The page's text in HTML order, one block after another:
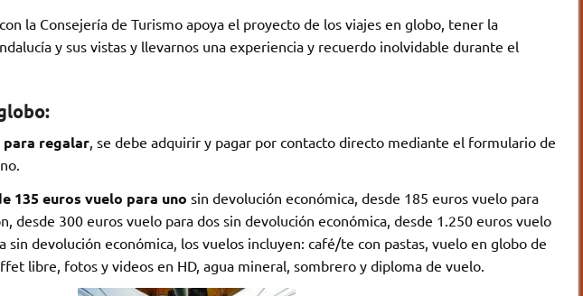
la Consejería de Turismo apoya el proyecto de los viajes en globo, tener la
y sus vistas y llevarnos una experiencia y recuerdo inolvidable durante el
regalar, se debe adquirir y pagar por contacto directo mediante el formulario de
135 euros vuelo para uno sin devolución económica, desde 185 euros vuelo para
desde 300 euros vuelo para dos sin devolución económica, desde 1.250 euros vuelo
sin devolución económica, los vuelos incluyen: café/te con pastas, vuelo en globo de
libre, fotos y videos en HD, agua mineral, sombrero y diploma de vuelo.